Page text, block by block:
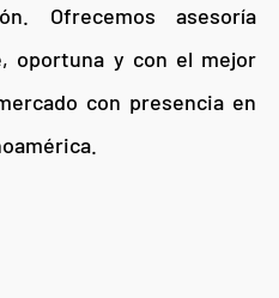
Ofrecemos asesoría
oportuna y con el mejor
con presencia en